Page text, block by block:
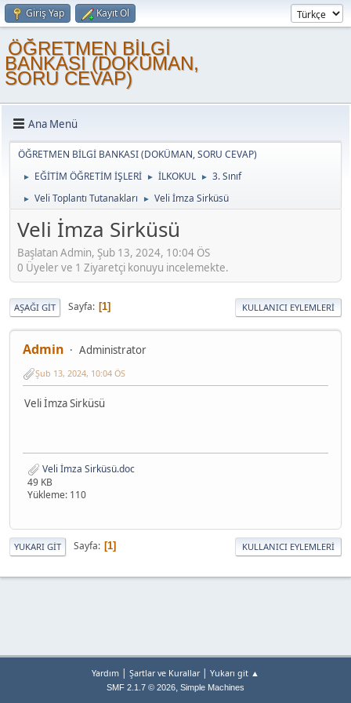
Giriş Yap Kayıt Ol
ÖĞRETMEN BİLGİ
BANKASI (DOKÜMAN,
SORU CEVAP)
Ana Menü
ÖĞRETMEN BİLGİ BANKASI (DOKÜMAN, SORU CEVAP)
► EĞİTİM ÖĞRETİM İŞLERİ ► İLKOKUL ► 3. Sınıf
► Veli Toplantı Tutanakları ► Veli İmza Sirküsü
Veli İmza Sirküsü
Başlatan Admin, Şub 13, 2024, 10:04 ÖS
0 Üyeler ve 1 Ziyaretçi konuyu incelemekte.
AŞAĞI GIT Sayfa 1 KULLANICI EYLEMLERI
Admin Administrator
Şub 13, 2024, 10:04 ÖS
Veli İmza Sirküsü
Veli İmza Sirküsü.doc
49 KB
Yükleme: 110
YUKARI GIT Sayfa 1 KULLANICI EYLEMLERI
Yardım | Şartlar ve Kurallar| Yukarı git ▲
SMF 2.1.7 © 2026, Simple Machines